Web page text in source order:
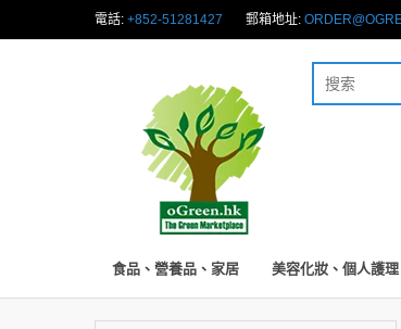
電話: +852-51281427 郵箱地址:
食品、營養品、家居 美容化妝、個人護理